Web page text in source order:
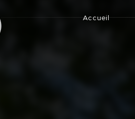
Accueil